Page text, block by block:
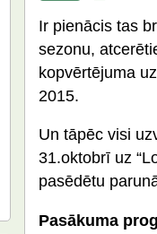
Ir pienācis tas
sezonu,
kopvērtējuma
2015.
Un tāpēc visi
31.oktobrī uz
pasēdētu
Pasākuma